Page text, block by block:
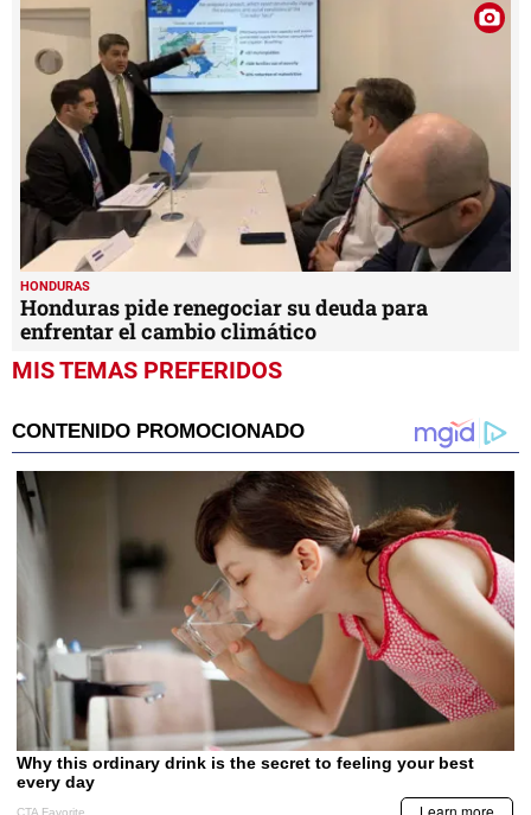
HONDURAS
Honduras pide renegociar su deuda para
enfrentar el cambio climático
MIS TEMAS PREFERIDOS